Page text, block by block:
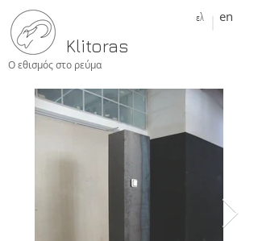
Klitoras
ελ en
Ο εθισμός στο ρεύμα